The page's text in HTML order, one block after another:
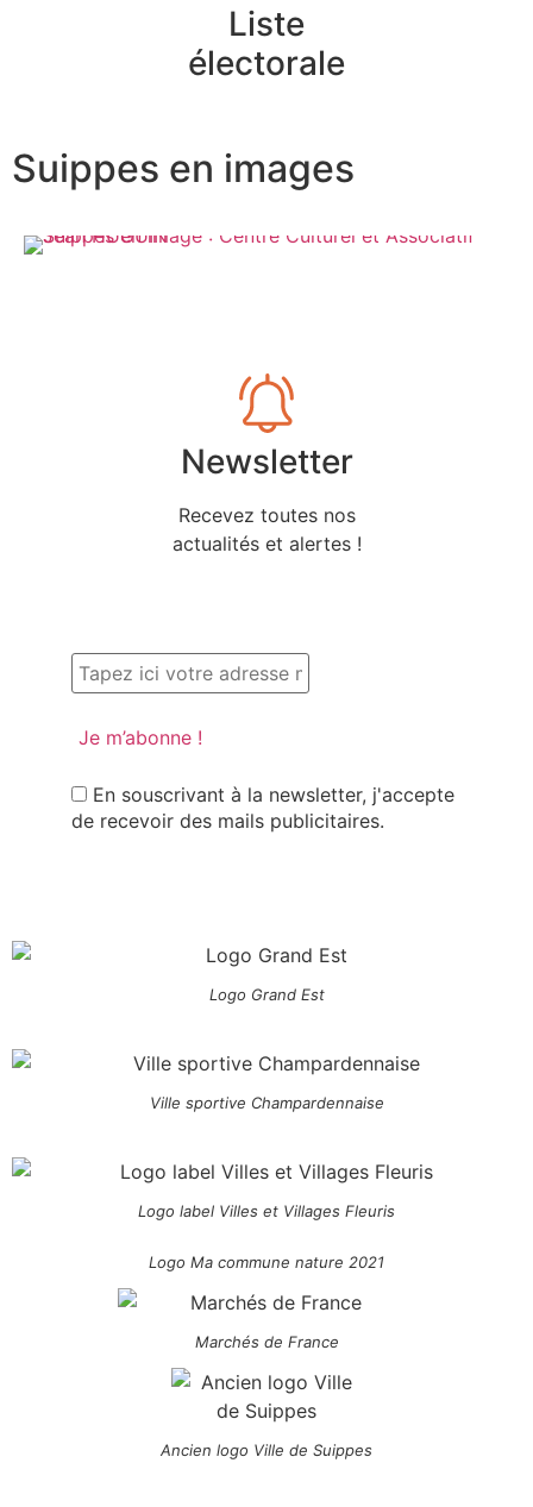
Liste
électorale
Suippes en images
Newsletter
Recevez toutes nos
actualités et alertes !
En souscrivant à la newsletter, j'accepte
de recevoir des mails publicitaires.
Logo Grand Est
Ville sportive Champardennaise
Logo label Villes et Villages Fleuris
Logo Ma commune nature 2021
Marchés de France
Ancien logo Ville de Suippes